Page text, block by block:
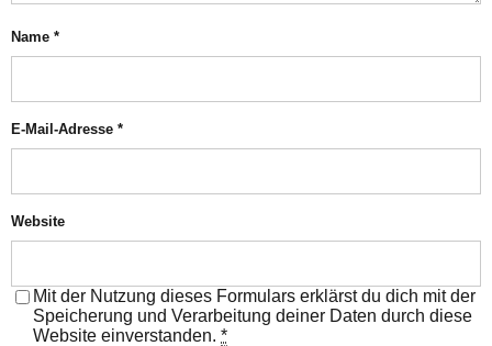
Name *
E-Mail-Adresse *
Website
Mit der Nutzung dieses Formulars erklärst du dich mit der
Speicherung und Verarbeitung deiner Daten durch diese
Website einverstanden. *